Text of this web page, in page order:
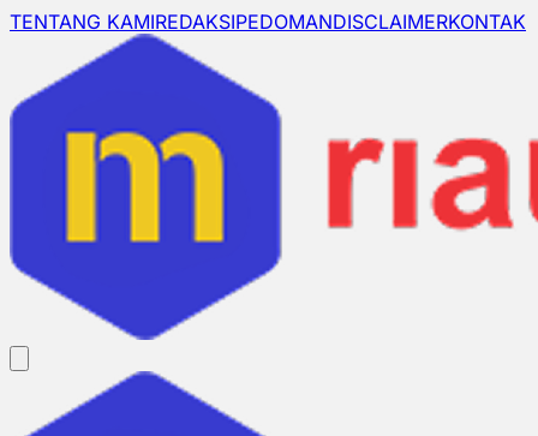
TENTANG KAMIREDAKSIPEDOMANDISCLAIMERKONTAK